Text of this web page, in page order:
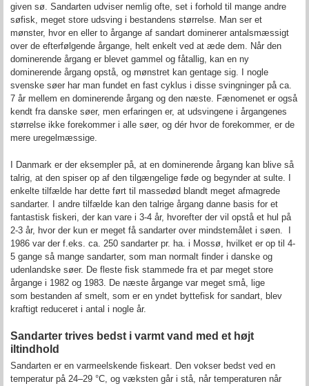
given sø. Sandarten udviser nemlig ofte, set i forhold til mange andre
søfisk, meget store udsving i bestandens størrelse. Man ser et
mønster, hvor en eller to årgange af sandart dominerer antalsmæssigt
over de efterfølgende årgange, helt enkelt ved at æde dem. Når den
dominerende årgang er blevet gammel og fåtallig, kan en ny
dominerende årgang opstå, og mønstret kan gentage sig. I nogle
svenske søer har man fundet en fast cyklus i disse svingninger på ca.
7 år mellem en dominerende årgang og den næste. Fænomenet er også
kendt fra danske søer, men erfaringen er, at udsvingene i årgangenes
størrelse ikke forekommer i alle søer, og dér hvor de forekommer, er de
mere uregelmæssige.
I Danmark er der eksempler på, at en dominerende årgang kan blive så
talrig, at den spiser op af den tilgængelige føde og begynder at sulte. I
enkelte tilfælde har dette ført til massedød blandt meget afmagrede
sandarter. I andre tilfælde kan den talrige årgang danne basis for et
fantastisk fiskeri, der kan vare i 3-4 år, hvorefter der vil opstå et hul på
2-3 år, hvor der kun er meget få sandarter over mindstemålet i søen. I
1986 var der f.eks. ca. 250 sandarter pr. ha. i Mossø, hvilket er op til 4-
5 gange så mange sandarter, som man normalt finder i danske og
udenlandske søer. De fleste fisk stammede fra et par meget store
årgange i 1982 og 1983. De næste årgange var meget små, lige
som bestanden af smelt, som er en yndet byttefisk for sandart, blev
kraftigt reduceret i antal i nogle år.
Sandarter trives bedst i varmt vand med et højt
iltindhold
Sandarten er en varmeelskende fiskeart. Den vokser bedst ved en
temperatur på 24–29 °C, og væksten går i stå, når temperaturen når